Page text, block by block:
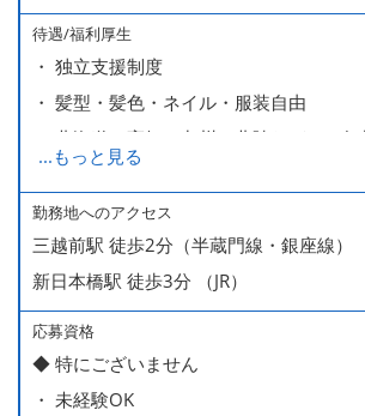
待遇/福利厚生
・ 独立支援制度
・ 髪型・髪色・ネイル・服装自由
・ 北海道や高知、九州、北陸などへの無
ます
・ 無料の美味しい まかない食 あり
...もっと見る
勤務地へのアクセス
三越前駅 徒歩2分（半蔵門線・銀座線）
新日本橋駅 徒歩3分 （JR）
応募資格
◆ 特にございません
・ 未経験OK